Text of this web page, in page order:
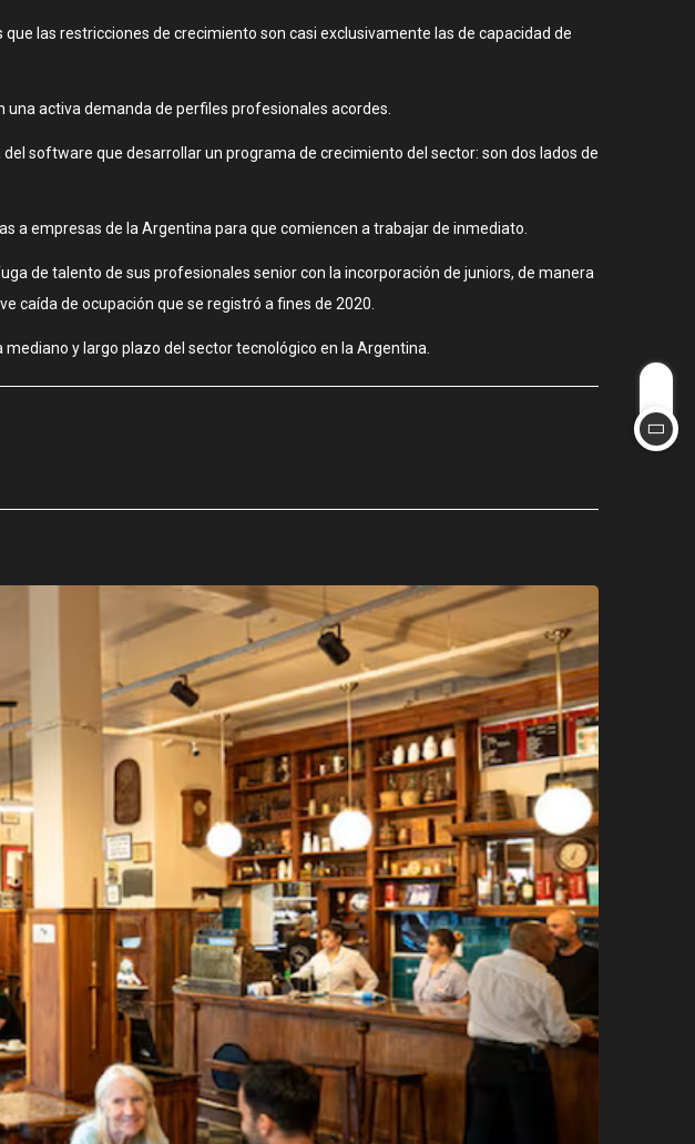
las restricciones de crecimiento son casi exclusivamente las de capacidad de
activa demanda de perfiles profesionales acordes.
software que desarrollar un programa de crecimiento del sector: son dos lados de
a empresas de la Argentina para que comiencen a trabajar de inmediato.
de talento de sus profesionales senior con la incorporación de juniors, de manera
caída de ocupación que se registró a fines de 2020.
y largo plazo del sector tecnológico en la Argentina.